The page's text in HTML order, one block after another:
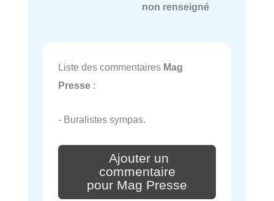
non renseigné
Liste des commentaires Mag
Presse :
- Buralistes sympas.
Ajouter un
commentaire
pour Mag Presse